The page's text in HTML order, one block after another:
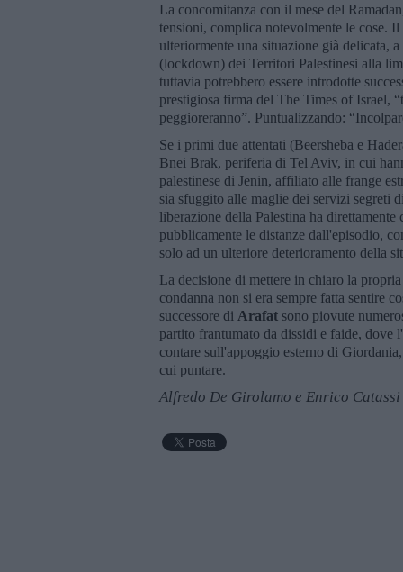
La concomitanza con il mese del
tensioni, complica notevolmente le cose.
ulteriormente una situazione già delicata,
(lockdown) dei Territori Palestinesi alla
tuttavia potrebbero essere introdotte
prestigiosa firma del The Times of Israel,
peggioreranno”. Puntualizzando:
Se i primi due attentati (Beersheba e
Bnei Brak, periferia di Tel Aviv, in cui
palestinese di Jenin, affiliato alle frange
sia sfuggito alle maglie dei servizi segreti
liberazione della Palestina ha direttamente
pubblicamente le distanze dall'episodio,
solo ad un ulteriore deterioramento della
La decisione di mettere in chiaro la
condanna non si era sempre fatta sentire
successore di Arafat sono piovute
partito frantumato da dissidi e faide, dove
contare sull'appoggio esterno di
cui puntare.
Alfredo De Girolamo e Enrico Catassi